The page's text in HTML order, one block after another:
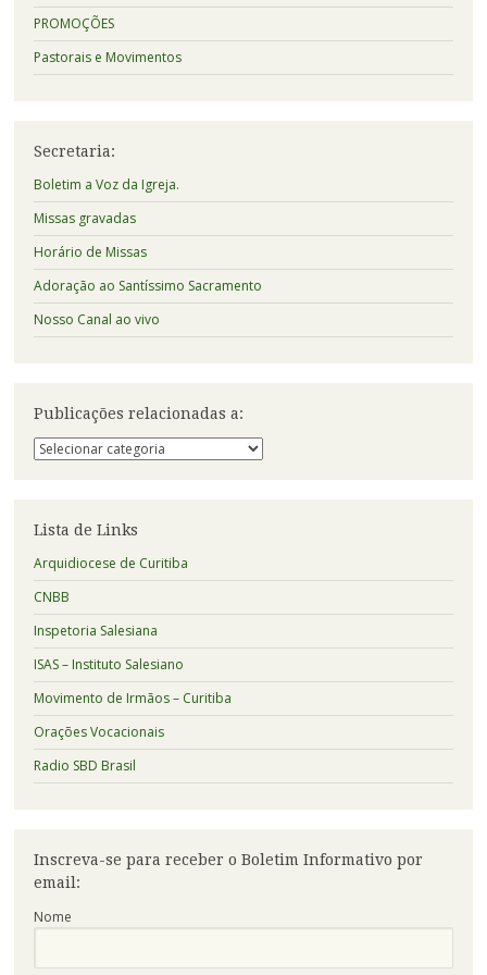
PROMOÇÕES
Pastorais e Movimentos
Secretaria:
Boletim a Voz da Igreja.
Missas gravadas
Horário de Missas
Adoração ao Santíssimo Sacramento
Nosso Canal ao vivo
Publicações relacionadas a:
Publicações
relacionadas
Lista de Links
Arquidiocese de Curitiba
CNBB
Inspetoria Salesiana
ISAS – Instituto Salesiano
Movimento de Irmãos – Curitiba
Orações Vocacionais
Radio SBD Brasil
Inscreva-se para receber o Boletim Informativo por
email:
Nome